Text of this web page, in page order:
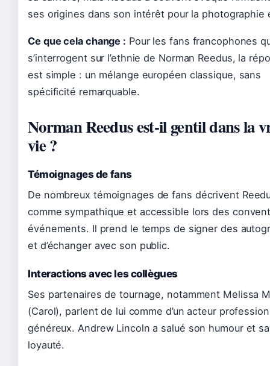
ses origines dans son intérêt pour la photographie
Ce que cela change : Pour les fans francophones
s’interrogent sur l’ethnie de Norman Reedus, la
est simple : un mélange européen classique, sans
spécificité remarquable.
Norman Reedus est-il gentil dans la
vie ?
Témoignages de fans
De nombreux témoignages de fans décrivent
comme sympathique et accessible lors des
événements. Il prend le temps de signer des
et d’échanger avec son public.
Interactions avec les collègues
Ses partenaires de tournage, notamment Melissa
(Carol), parlent de lui comme d’un acteur
généreux. Andrew Lincoln a salué son humour et sa
loyauté.